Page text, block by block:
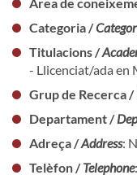
Categoria /
Titulacions /
- Llicenciat/ada en
Grup de Recerca /
Departament /
Adreça /Address:
Telèfon /Telephone